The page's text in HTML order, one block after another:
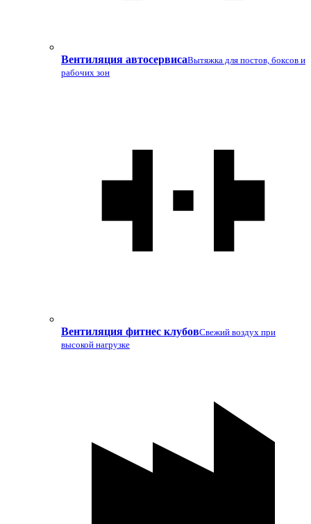
Вентиляция автосервисаВытяжка для постов, боксов и
рабочих зон
Вентиляция фитнес клубовСвежий воздух при
высокой нагрузке